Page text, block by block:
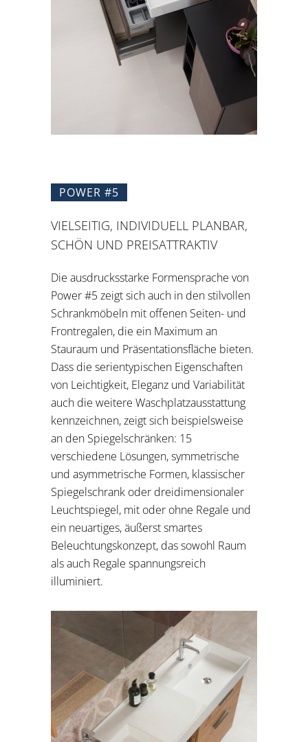
POWER #5
VIELSEITIG, INDIVIDUELL PLANBAR,
SCHÖN UND PREISATTRAKTIV
Die ausdrucksstarke Formensprache von
Power #5 zeigt sich auch in den stilvollen
Schrankmöbeln mit offenen Seiten- und
Frontregalen, die ein Maximum an
Stauraum und Präsentationsfläche bieten.
Dass die serientypischen Eigenschaften
von Leichtigkeit, Eleganz und Variabilität
auch die weitere Waschplatzausstattung
kennzeichnen, zeigt sich beispielsweise
an den Spiegelschränken: 15
verschiedene Lösungen, symmetrische
und asymmetrische Formen, klassischer
Spiegelschrank oder dreidimensionaler
Leuchtspiegel, mit oder ohne Regale und
ein neuartiges, äußerst smartes
Beleuchtungskonzept, das sowohl Raum
als auch Regale spannungsreich
illuminiert.